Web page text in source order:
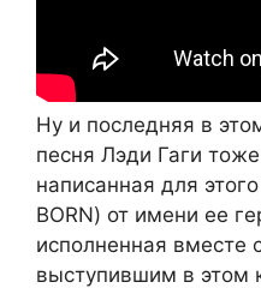
Ну и последняя в
песня Лэди Гаги
написанная для
BORN) от имени ее
исполненная вместе
выступившим в этом